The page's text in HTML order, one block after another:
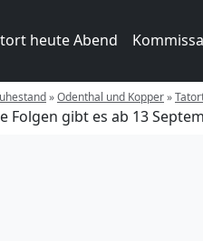
heute Abend
»Odenthal und Kopper»
Folgen gibt es ab 13